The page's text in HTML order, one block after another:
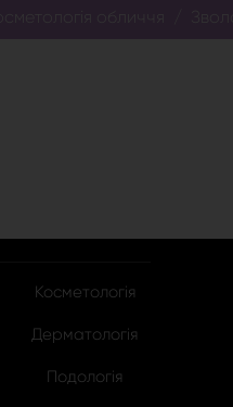
Косметологія
Дерматологія
Подологія